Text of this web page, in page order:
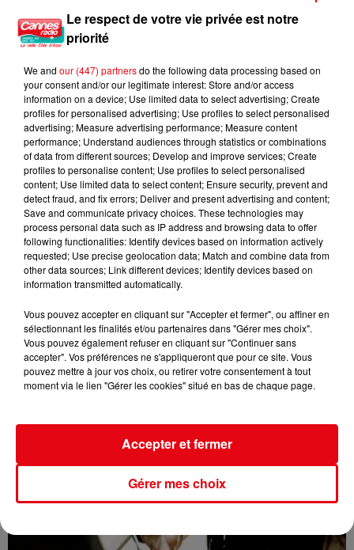
Nice : Éric Ciotti saisit la justice après une chanson polémique
Le respect de votre vie privée est notre
priorité
We and our (447) partnersdo the following data processing based on
your consent and/or our legitimate interest: Store and/or access
information on a device; Use limited data to select advertising; Create
profiles for personalised advertising; Use profiles to select personalised
advertising; Measure advertising performance; Measure content
performance; Understand audiences through statistics or combinations
of data from different sources; Develop and improve services; Create
profiles to personalise content; Use profiles to select personalised
content; Use limited data to select content; Ensure security, prevent and
detect fraud, and fix errors; Deliver and present advertising and content;
Save and communicate privacy choices. These technologies may
process personal data such as IP address and browsing data to offer
following functionalities: Identify devices based on information actively
requested; Use precise geolocation data; Match and combine data from
other data sources; Link different devices; Identify devices based on
information transmitted automatically.
Vous pouvez accepter en cliquant sur "Accepter et fermer", ou affiner en
sélectionnant les finalités et/ou partenaires dans "Gérer mes choix".
Vous pouvez également refuser en cliquant sur "Continuer sans
accepter". Vos préférences ne s'appliqueront que pour ce site. Vous
pouvez mettre à jour vos choix, ou retirer votre consentement à tout
moment via le lien "Gérer les cookies" situé en bas de chaque page.
Gérer mes choix
Accepter et fermer